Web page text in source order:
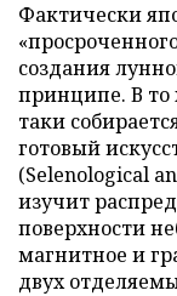
Фактически
создания
принципе. В то
таки
готовый
(Selenological
изучит
поверхности
магнитное и
двух